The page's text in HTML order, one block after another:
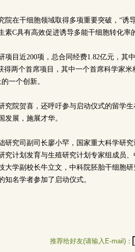
在干细胞领域取得多项重要突破，“诱
C具有高效促进诱导多能干细胞转化率
目近200项，总合同经费1.82亿元，其
得两个首席项目，其中一个首席科学家
一个创新。
究院贺喜，还呼吁参与启动仪式的留学
展，施展才华。
研究司副司长廖小罕，国家重大科学研
究计划发育与生殖研究计划专家组成员
学副校长牛立文，中科院胚胎干细胞研
名学者参加了启动仪式。
推荐给好友(请输入E-mail)：